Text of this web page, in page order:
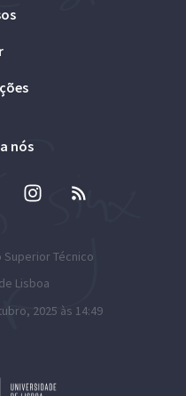
nós
Técnico
Lisboa
2025 às 14:49